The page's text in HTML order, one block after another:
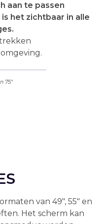
aan te passen
het zichtbaar in alle
75"
van 49", 55" en
Het scherm kan